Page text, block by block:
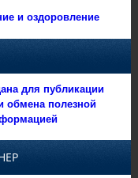
и оздоровление
для публикации
обмена полезной